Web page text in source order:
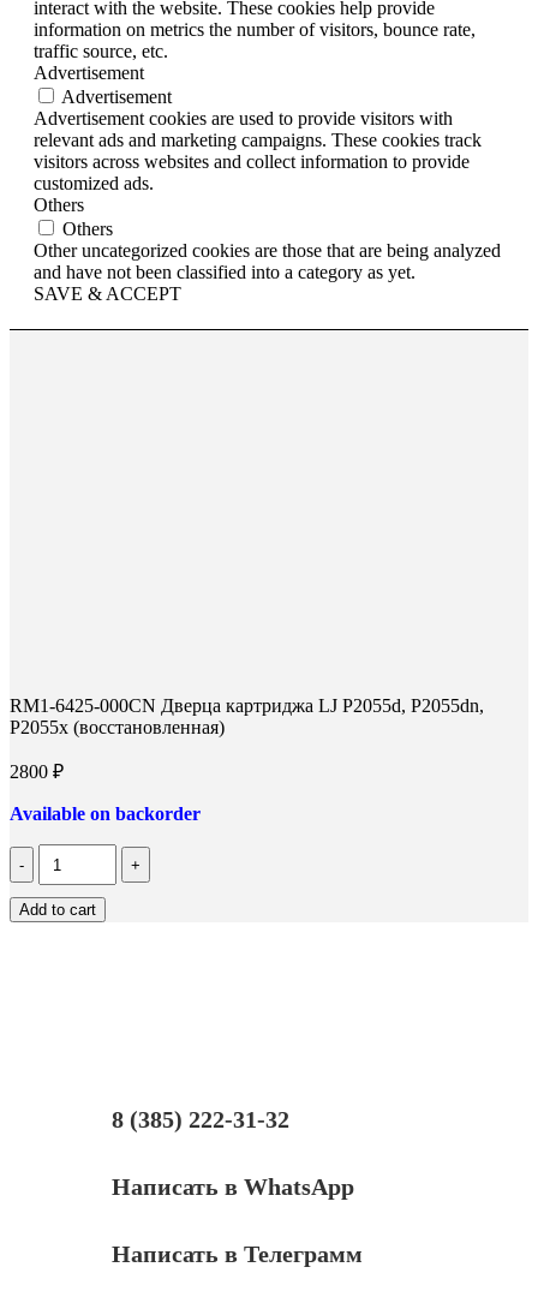
interact with the website. These cookies help provide
information on metrics the number of visitors, bounce rate,
traffic source, etc.
Advertisement
Advertisement
Advertisement cookies are used to provide visitors with
relevant ads and marketing campaigns. These cookies track
visitors across websites and collect information to provide
customized ads.
Others
Others
Other uncategorized cookies are those that are being analyzed
and have not been classified into a category as yet.
SAVE & ACCEPT
RM1-6425-000CN Дверца картриджа LJ P2055d, P2055dn,
P2055x (восстановленная)
2800 ₽
Available on backorder
Количество
RM1-
6425-
000CN
Add to cart
8 (385) 222-31-32
Написать в WhatsApp
Написать в Телеграмм